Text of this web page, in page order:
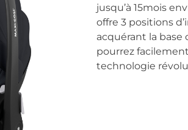
jusqu’à 15mois
offre 3 positions
acquérant la base
pourrez
technologie